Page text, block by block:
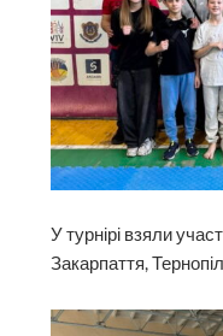
У турнірі взяли
Закарпаття,